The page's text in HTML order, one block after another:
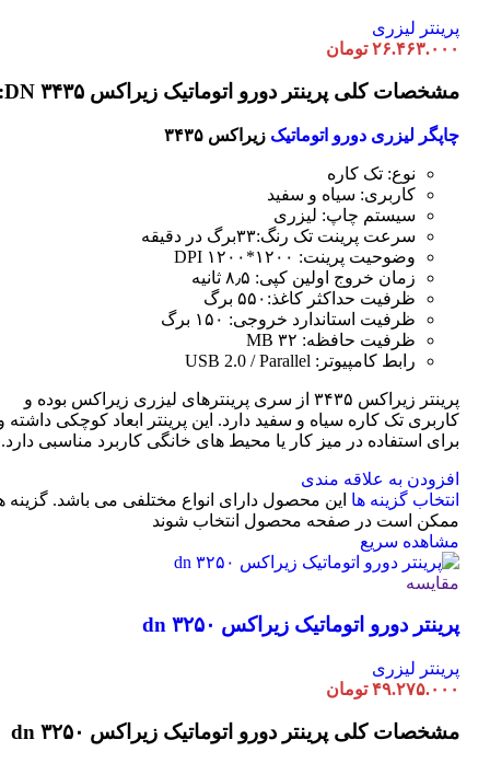
پرینتر لیزری
۲۶.۴۶۳.۰۰۰ تومان
مشخصات کلی پرینتر دورو اتوماتیک زیراکس DN ۳۴۳۵:
چاپگر لیزری دورو اتوماتیک زیراکس ۳۴۳۵
نوع: تک کاره
کاربری: سیاه و سفید
سیستم چاپ: لیزری
سرعت پرینت تک رنگ:۳۳برگ در دقیقه
وضوحیت پرینت: ۱۲۰۰*۱۲۰۰ DPI
زمان خروج اولین کپی: ۸٫۵ ثانیه
ظرفیت حداکثر کاغذ:۵۵۰ برگ
ظرفیت استاندارد خروجی: ۱۵۰ برگ
ظرفیت حافظه: ۳۲ MB
رابط کامپیوتر: USB 2.0 / Parallel
پرینتر زیراکس ۳۴۳۵ از سری پرینترهای لیزری زیراکس بوده و
کاربری تک کاره سیاه و سفید دارد. این پرینتر ابعاد کوچکی داشته
برای استفاده در میز کار یا محیط های خانگی کاربرد مناسبی دارد.
افزودن به علاقه مندی
انتخاب گزینه ها این محصول دارای انواع مختلفی می باشد. گزینه
ممکن است در صفحه محصول انتخاب شوند
مشاهده سریع
مقایسه
پرینتر دورو اتوماتیک زیراکس dn ۳۲۵۰
پرینتر لیزری
۴۹.۲۷۵.۰۰۰ تومان
مشخصات کلی پرینتر دورو اتوماتیک زیراکس dn ۳۲۵۰